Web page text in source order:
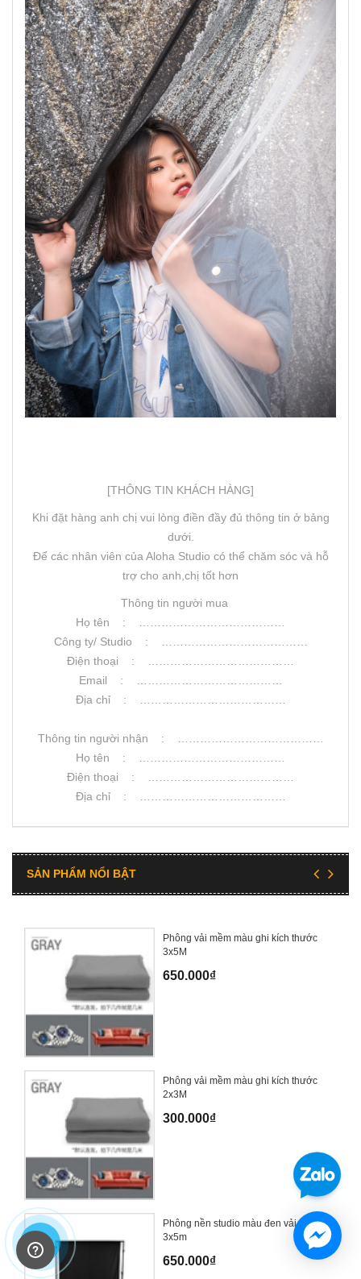
[THÔNG TIN KHÁCH HÀNG]
Khi đặt hàng anh chị vui lòng điền đầy đủ thông tin ở bảng
dưới.
Để các nhân viên của Aloha Studio có thể chăm sóc và hỗ
trợ cho anh,chị tốt hơn
Thông tin người mua
Họ tên : …………………………………
Công ty/ Studio : …………………………………
Điện thoại : …………………………………
Email : …………………………………
Địa chỉ : …………………………………
Thông tin người nhận : …………………………………
Họ tên : …………………………………
Điện thoại : …………………………………
Địa chỉ : …………………………………
SẢN PHẨM NỔI BẬT
Phông vải mềm màu ghi kích thước
3x5M
650.000₫
Phông vải mềm màu ghi kích thước
2x3M
300.000₫
Phông nền studio màu đen vải dệt
3x5m
650.000₫